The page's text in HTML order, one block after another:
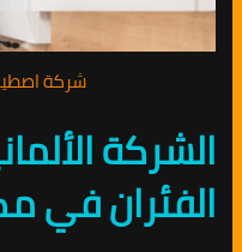
شركة
الشركة
الفئران في